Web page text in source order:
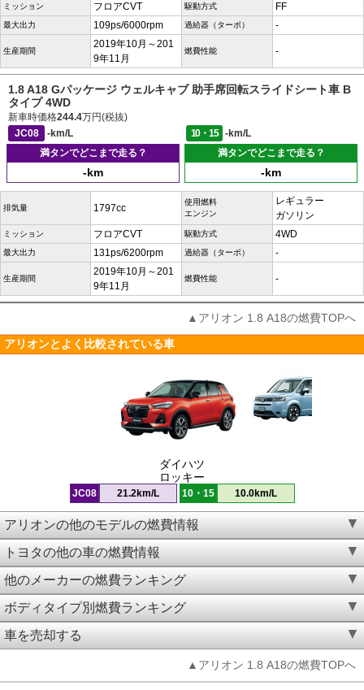
ミッション フロアCVT 駆動方式 FF
最大出力 109ps/6000rpm 過給器（ターボ） -
生産期間
2019年10月～201
9年11月
燃費性能 -
1.8 A18 Gパッケージ ウェルキャブ 助手席回転スライドシート車 B
タイプ 4WD
新車時価格244.4万円(税抜)
JC08
-km/L 10・15
-km/L
満タンでどこまで走る？
-km
満タンでどこまで走る？
-km
排気量 1797cc
使用燃料
エンジン
レギュラー
ガソリン
ミッション フロアCVT 駆動方式 4WD
最大出力 131ps/6200rpm 過給器（ターボ） -
生産期間
2019年10月～201
9年11月
燃費性能 -
▲アリオン 1.8 A18の燃費TOPへ
アリオンとよく比較されている車
ダイハツ
ロッキー
JC08 21.2km/L 10・15 10.0km/L
アリオンの他のモデルの燃費情報
トヨタの他の車の燃費情報
他のメーカーの燃費ランキング
ボディタイプ別燃費ランキング
車を売却する
▲アリオン 1.8 A18の燃費TOPへ